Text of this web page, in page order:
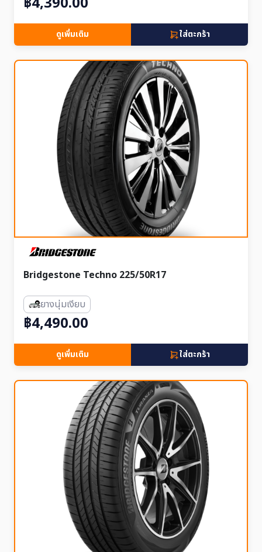
ดูเพิ่มเติม ใส่ตะกร้า
Bridgestone Techno 225/50R17
ยางนุ่มเงียบ
฿4,490.00
ดูเพิ่มเติม ใส่ตะกร้า